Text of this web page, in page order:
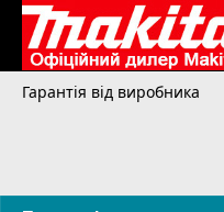
Гарантія від виробника